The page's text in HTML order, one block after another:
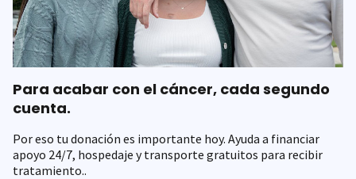
Para acabar con el cáncer, cada segundo
cuenta.
Por eso tu donación es importante hoy. Ayuda a financiar
apoyo 24/7, hospedaje y transporte gratuitos para recibir
tratamiento..